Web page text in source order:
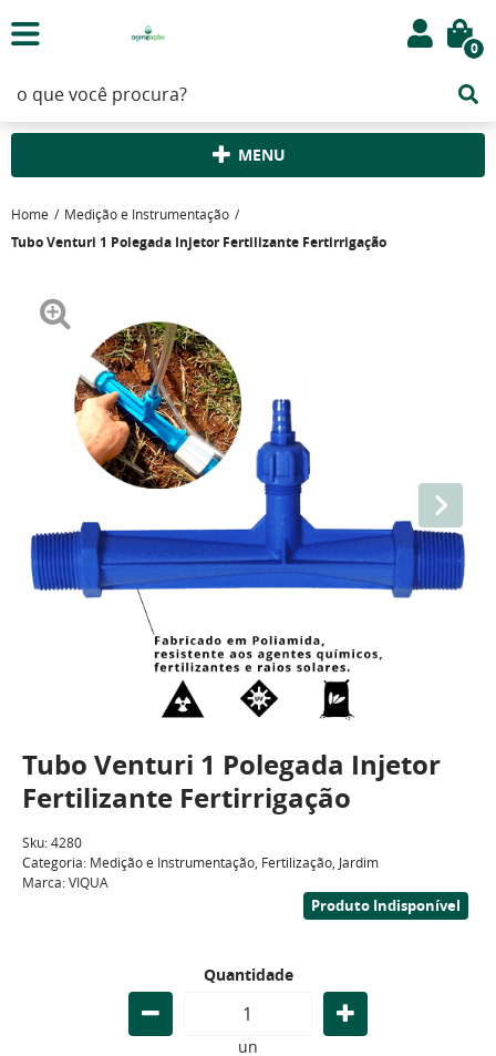
0
MENU
Home Medição e Instrumentação
Tubo Venturi 1 Polegada Injetor Fertilizante Fertirrigação
Tubo Venturi 1 Polegada Injetor
Fertilizante Fertirrigação
Sku:4280
Categoria: Medição e Instrumentação, Fertilização, Jardim
Marca:VIQUA
Produto Indisponível
Quantidade
un